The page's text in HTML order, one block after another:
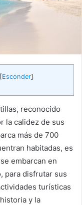
[Esconder]
reconocido
la calidez de sus
más de 700
habitadas, es
embarcan en
para disfrutar sus
turísticas
y la